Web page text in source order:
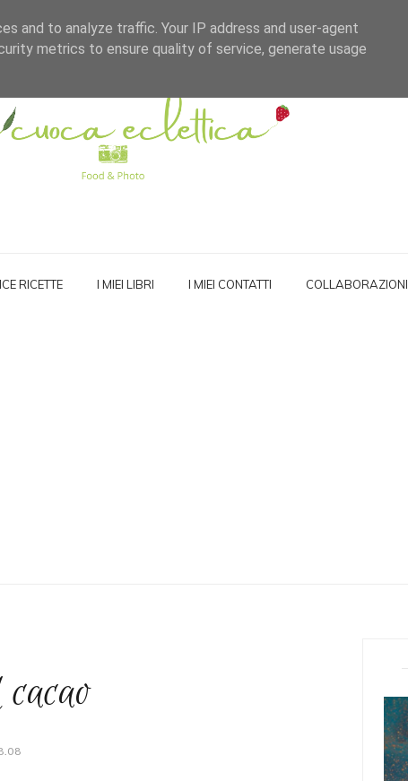
RICETTE I MIEI LIBRI I MIEI CONTATTI COLLABORAZIONI
and to analyze traffic. Your IP address and user-agent
metrics to ensure quality of service, generate usage